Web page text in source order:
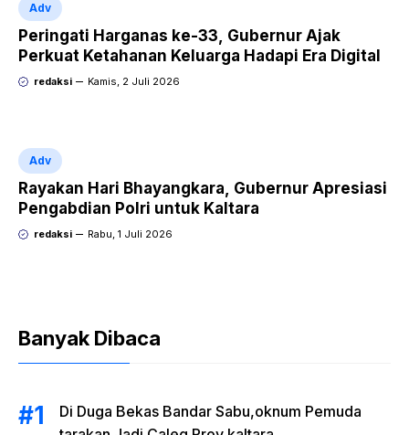
Adv
Peringati Harganas ke-33, Gubernur Ajak
Perkuat Ketahanan Keluarga Hadapi Era Digital
redaksi Kamis, 2 Juli 2026
Adv
Rayakan Hari Bhayangkara, Gubernur Apresiasi
Pengabdian Polri untuk Kaltara
redaksi Rabu, 1 Juli 2026
Banyak Dibaca
Di Duga Bekas Bandar Sabu,oknum Pemuda